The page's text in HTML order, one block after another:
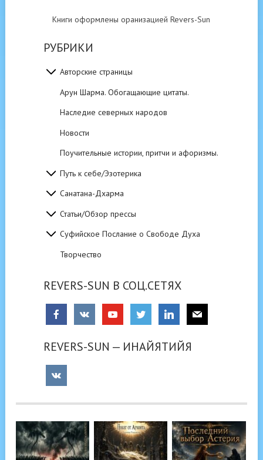
Книги оформлены оранизацией Revers-Sun
РУБРИКИ
Авторские страницы
Арун Шарма. Обогащающие цитаты.
Наследие северных народов
Новости
Поучительные истории, притчи и афоризмы.
Путь к себе/Эзотерика
Санатана-Дхарма
Статьи/Обзор прессы
Суфийское Послание о Свободе Духа
Творчество
REVERS-SUN В СОЦ.СЕТЯХ
REVERS-SUN — ИНАЙЯТИЙЯ